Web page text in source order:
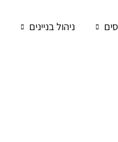
ניהול בניינים